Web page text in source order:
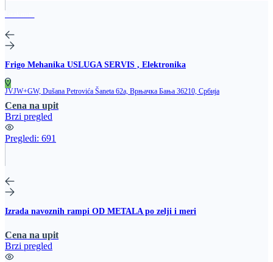
Frigo Mehanika USLUGA SERVIS , Elektronika
JVJW+GW, Dušana Petrovića Šaneta 62a, Врњачка Бања 36210, Србија
Cena na upit
Brzi pregled
Pregledi: 691
Izrada navoznih rampi OD METALA po zelji i meri
Cena na upit
Brzi pregled